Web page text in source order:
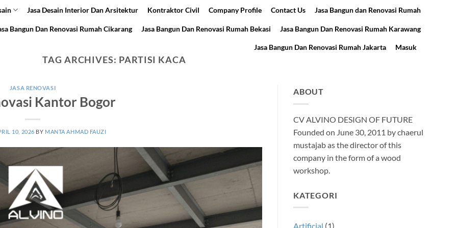
Jasa Desain Interior Dan Arsitektur Kontraktor Civil Company Profile Contact Us Jasa Bangun dan Renovasi Rumah
Bangun Dan Renovasi Rumah Cikarang Jasa Bangun Dan Renovasi Rumah Bekasi Jasa Bangun Dan Renovasi Rumah Karawang
Jasa Bangun Dan Renovasi Rumah Jakarta Masuk
TAG ARCHIVES: PARTISI KACA
JASA RENOVASI
Kantor Bogor
10, 2026 BY MANTA AHMAD FAUZI
ABOUT
CV ALVINO DESIGN OF FUTURE
Founded on June 30, 2011 by chaerul
mustajab as the director of this
company in the form of a wood
workshop.
KATEGORI
Artificial (1)